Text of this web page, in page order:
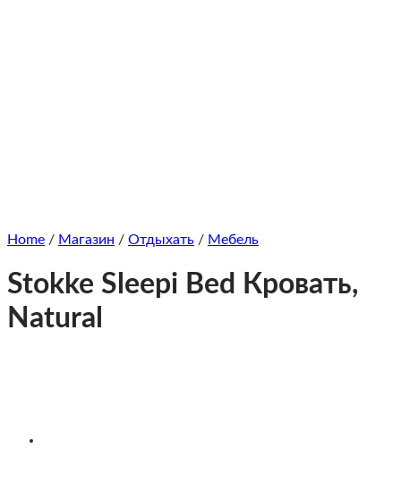
Home / Магазин / Отдыхать / Мебель
Stokke Sleepi Bed Кровать,
Natural